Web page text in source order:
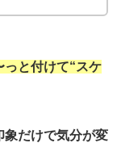
っと付けて“スケ
象だけで気分が変